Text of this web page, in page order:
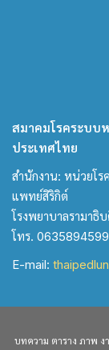
สมาคมโรคระบบ
ประเทศไทย
สำนักงาน: หน่วยโ
แพทย์สิริกิต์
โรงพยาบาลรามา
โทร. 0635894599
E-mail:
บทความ ตาราง ภาพ ง